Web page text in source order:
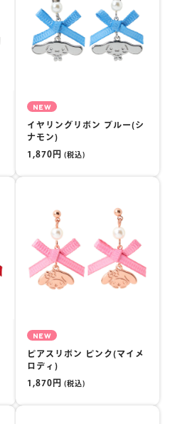
NEW
イヤリングリボン ブルー(シ
ナモン)
1,870円 (税込)
NEW
ピアスリボン ピンク(マイメ
ロディ)
1,870円 (税込)